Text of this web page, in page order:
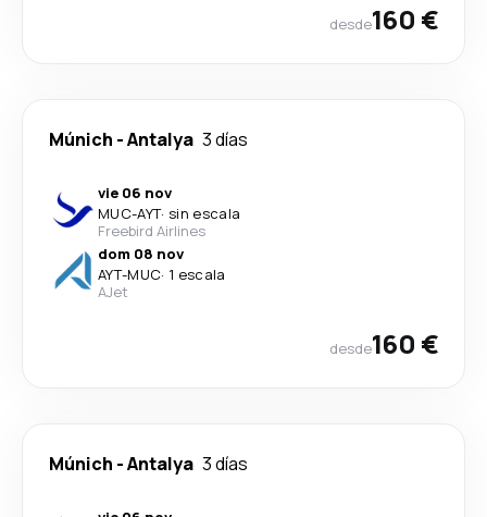
desde160 €
Múnich -Antalya 3 días
vie 06 nov
MUC-AYT· sin escala
Freebird Airlines
dom 08 nov
AYT-MUC· 1 escala
AJet
desde160 €
Múnich -Antalya 3 días